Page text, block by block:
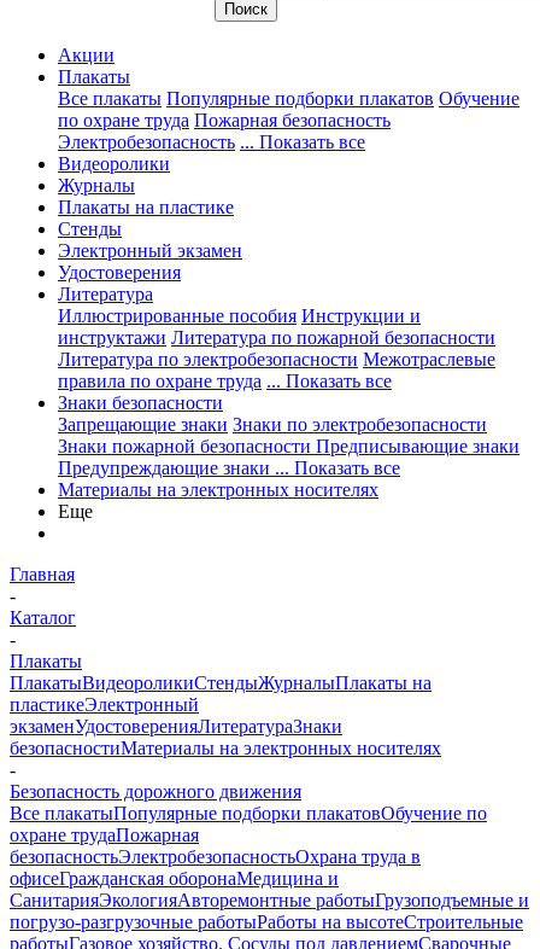
Акции
Плакаты
Все плакаты Популярные подборки плакатов Обучение
по охране труда Пожарная безопасность
Электробезопасность ... Показать все
Видеоролики
Журналы
Плакаты на пластике
Стенды
Электронный экзамен
Удостоверения
Литература
Иллюстрированные пособия Инструкции и
инструктажи Литература по пожарной безопасности
Литература по электробезопасности Межотраслевые
правила по охране труда ... Показать все
Знаки безопасности
Запрещающие знаки Знаки по электробезопасности
Знаки пожарной безопасности Предписывающие знаки
Предупреждающие знаки ... Показать все
Материалы на электронных носителях
Еще
Главная
-
Каталог
-
Плакаты
ПлакатыВидеороликиСтендыЖурналыПлакаты на
пластикеЭлектронный
экзаменУдостоверенияЛитератураЗнаки
безопасностиМатериалы на электронных носителях
-
Безопасность дорожного движения
Все плакатыПопулярные подборки плакатовОбучение по
охране трудаПожарная
безопасностьЭлектробезопасностьОхрана труда в
офисеГражданская оборонаМедицина и
СанитарияЭкологияАвторемонтные работыГрузоподъемные и
погрузо-разгрузочные работыРаботы на высотеСтроительные
работыГазовое хозяйство. Сосуды под давлениемСварочные